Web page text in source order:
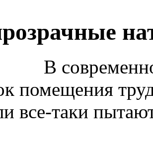
В
помещения
все-таки